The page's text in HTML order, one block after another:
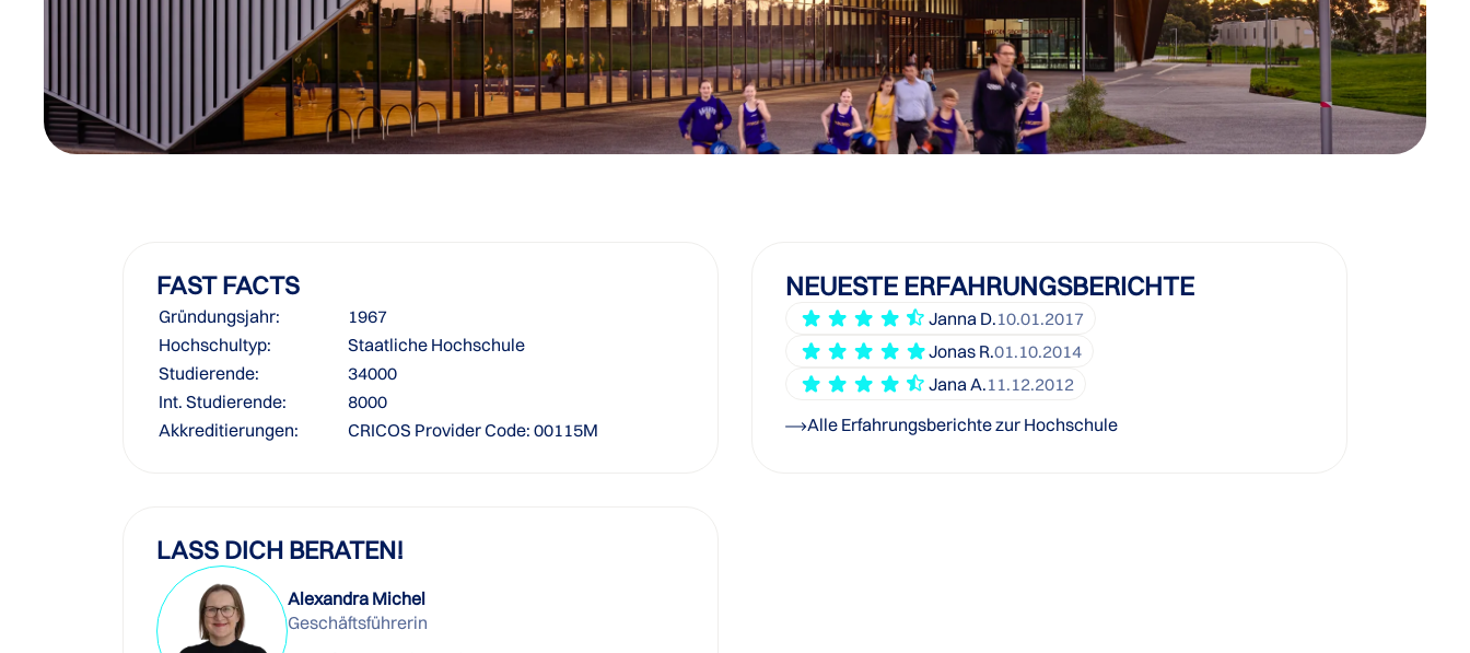
FAST FACTS
Gründungsjahr:
1967
Hochschultyp:
Staatliche Hochschule
Studierende:
34000
Int. Studierende:
8000
Akkreditierungen:
CRICOS Provider Code: 00115M
NEUESTE ERFAHRUNGSBERICHTE
Janna D.10.01.2017
Jonas R.01.10.2014
Jana A.11.12.2012
Alle Erfahrungsberichte zur Hochschule
LASS DICH BERATEN!
Alexandra Michel
Geschäftsführerin